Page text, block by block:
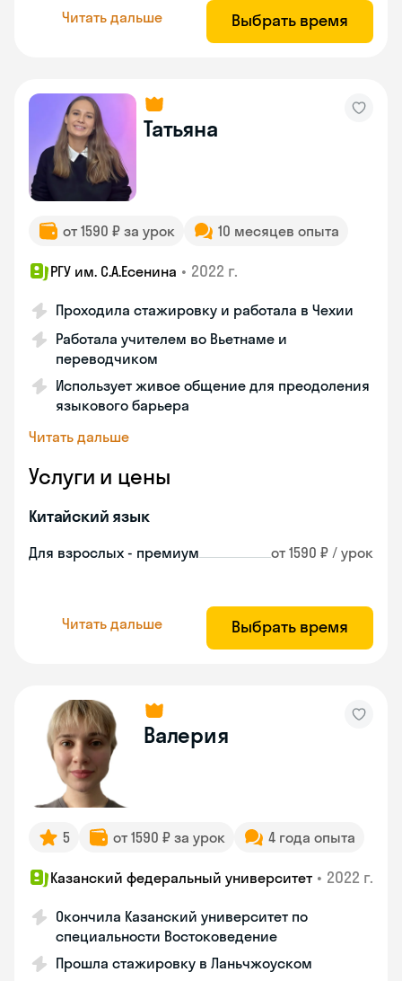
Читать дальше Выбрать время
Татьяна
от 1590 ₽ за урок 10 месяцев опыта
РГУ им. С.А.Есенина • 2022 г.
Проходила стажировку и работала в Чехии
Работала учителем во Вьетнаме и
переводчиком
Использует живое общение для преодоления
языкового барьера
Читать дальше
Услуги и цены
Китайский язык
Для взрослых - премиум от 1590 ₽ / урок
Читать дальше Выбрать время
Валерия
5 от 1590 ₽ за урок 4 года опыта
Казанский федеральный университет • 2022 г.
Окончила Казанский университет по
специальности Востоковедение
Прошла стажировку в Ланьчжоуском